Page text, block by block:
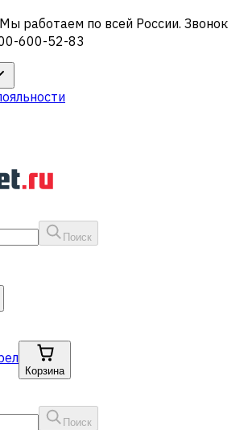
Мы работаем по всей России. Звонок
600-52-83
Поиск
Корзина
Поиск